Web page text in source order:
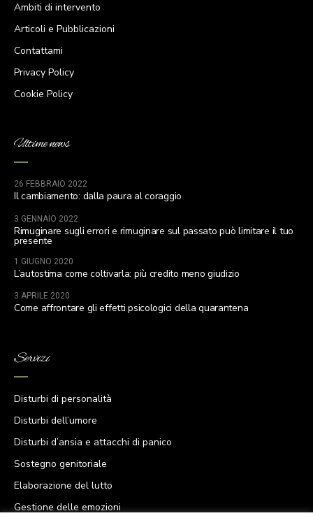
Ambiti di intervento
Articoli e Pubblicazioni
Contattami
Privacy Policy
Cookie Policy
Ultime news
26 FEBBRAIO 2022
Il cambiamento: dalla paura al coraggio
3 GENNAIO 2022
Rimuginare sugli errori e rimuginare sul passato può limitare il tuo
presente
1 GIUGNO 2020
L’autostima come coltivarla: più credito meno giudizio
3 APRILE 2020
Come affrontare gli effetti psicologici della quarantena
Servizi
Disturbi di personalità
Disturbi dell’umore
Disturbi d’ansia e attacchi di panico
Sostegno genitoriale
Elaborazione del lutto
Gestione delle emozioni